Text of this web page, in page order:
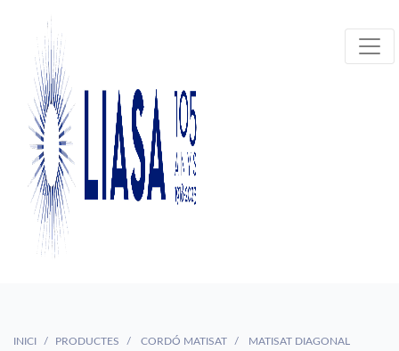
INICI PRODUCTES CORDÓ MATISAT MATISAT DIAGONAL